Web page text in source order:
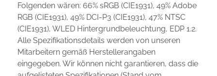
Folgenden wären: 66% sRGB (CIE1931), 49% Adobe
RGB (CIE1931), 49% DCI-P3 (CIE1931), 47% NTSC
(CIE1931), WLED Hintergrundbeleuchtung, EDP 1.2.
Alle Spezifikationsdetails werden von unseren
Mitarbeitern gemäß Herstellerangaben
eingegeben. Wir können nicht garantieren, dass die